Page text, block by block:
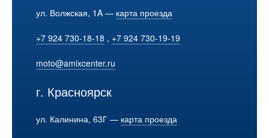
ул. Волжская, 1A — карта проезда
+7 924 730-18-18 , +7 924 730-19-19
moto@amixcenter.ru
г. Красноярск
ул. Калинина, 63Г — карта проезда